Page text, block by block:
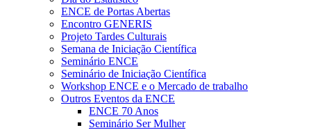
ENCE de Portas Abertas
Encontro GENERIS
Projeto Tardes Culturais
Semana de Iniciação Científica
Seminário ENCE
Seminário de Iniciação Científica
Workshop ENCE e o Mercado de trabalho
Outros Eventos da ENCE
ENCE 70 Anos
Seminário Ser Mulher